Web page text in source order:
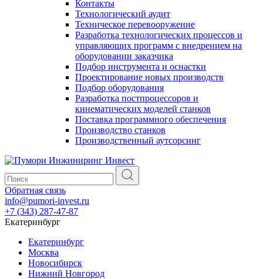
Контакты
Технологический аудит
Техническое перевооружение
Разработка технологических процессов и
управляющих программ с внедрением на
оборудовании заказчика
Подбор инструмента и оснастки
Проектирование новых производств
Подбор оборудования
Разработка постпроцессоров и
кинематических моделей станков
Поставка программного обеспечения
Производство станков
Производственный аутсорсинг
Обратная связь
info@pumori-invest.ru
+7 (343) 287-47-87
Екатеринбург
Екатеринбург
Москва
Новосибирск
Нижний Новгород